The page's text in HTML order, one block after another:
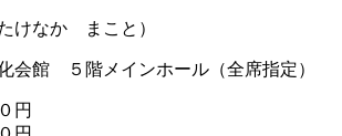
なか まこと）
会館 ５階メインホール（全席指定）
円